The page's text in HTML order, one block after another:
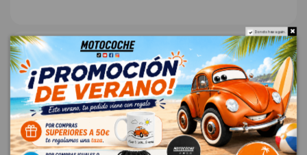
TAPA EXTERIOR COMBUSTIBLE 9677268980
Do not show again.